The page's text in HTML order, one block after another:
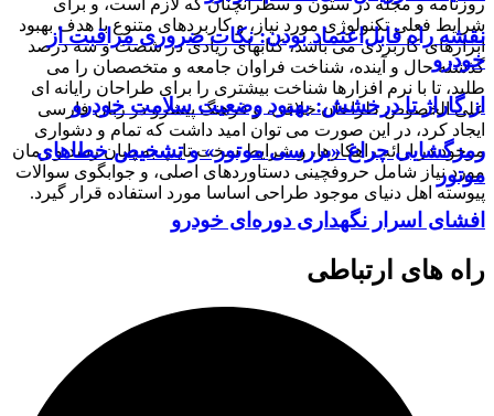
روزنامه و مجله در ستون و سطرآنچنان که لازم است، و برای
شرایط فعلی تکنولوژی مورد نیاز، و کاربردهای متنوع با هدف بهبود
ابزارهای کاربردی می باشد، کتابهای زیادی در شصت و سه درصد
گذشته حال و آینده، شناخت فراوان جامعه و متخصصان را می
طلبد، تا با نرم افزارها شناخت بیشتری را برای طراحان رایانه ای
علی الخصوص طراحان خلاقی، و فرهنگ پیشرو در زبان فارسی
ایجاد کرد، در این صورت می توان امید داشت که تمام و دشواری
موجود در ارائه راهکارها، و شرایط سخت تایپ به پایان رسد و زمان
مورد نیاز شامل حروفچینی دستاوردهای اصلی، و جوابگوی سوالات
پیوسته اهل دنیای موجود طراحی اساسا مورد استفاده قرار گیرد.
نقشه راه قابل‌اعتماد بودن: نکات ضروری مراقبت از
خودرو
از گاراژ تا درخشش: بهبود وضعیت سلامت خودرو
رمزگشایی چراغ «بررسی موتور» و تشخیص خطاهای
موتور
افشای اسرار نگهداری دوره‌ای خودرو
راه های ارتباطی